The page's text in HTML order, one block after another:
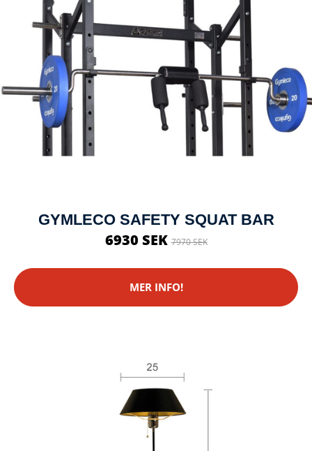
GYMLECO SAFETY SQUAT BAR
6930 SEK7970 SEK
MER INFO!